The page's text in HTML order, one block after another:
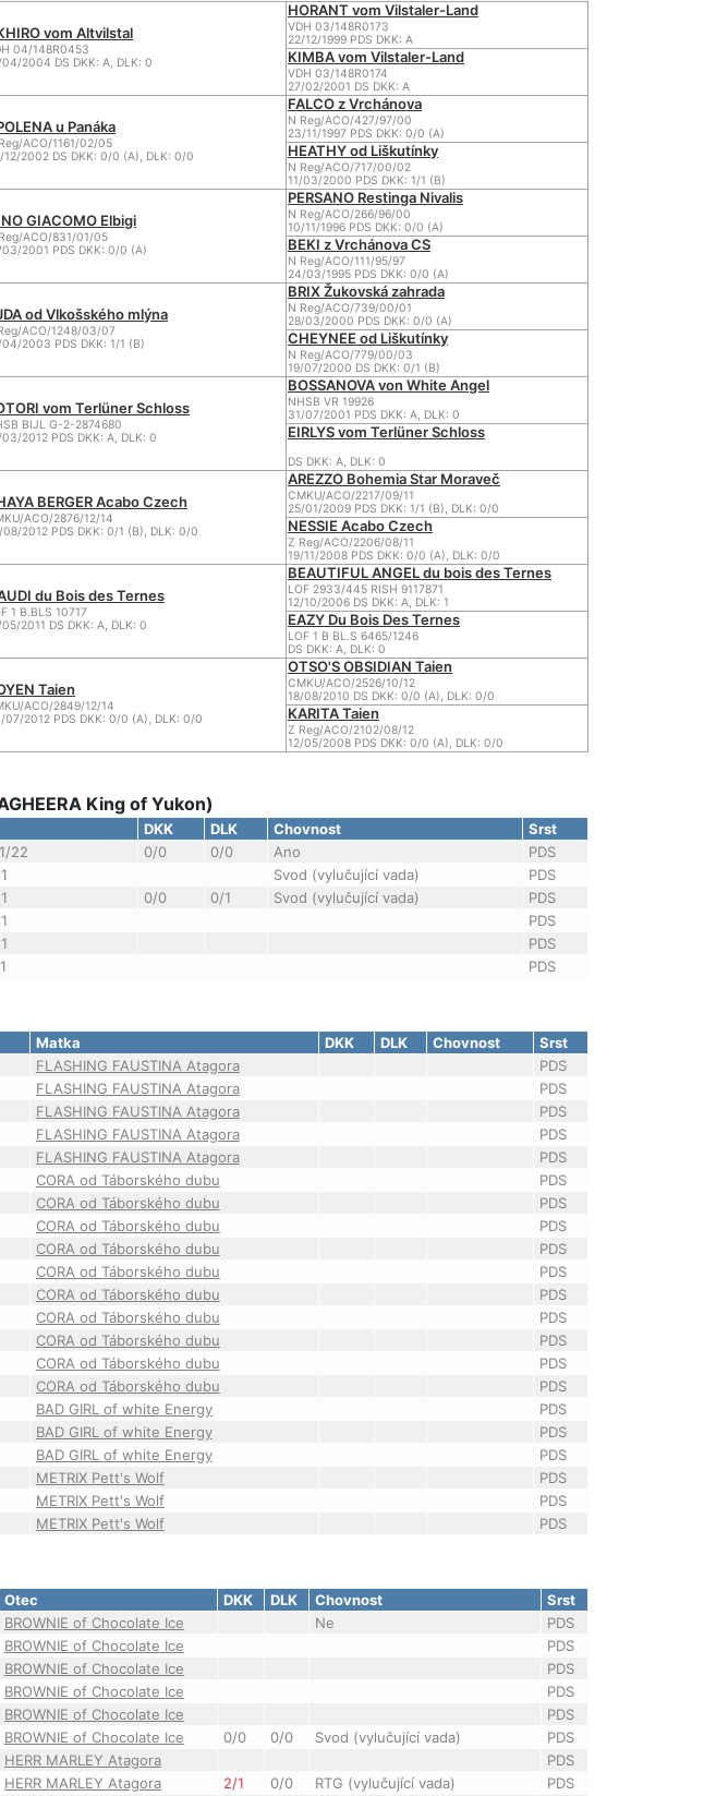
vom Altvilstal
04/148R0453
04/2004 DS DKK: A, DLK: 0
HORANT vom Vilstaler-Land
VDH 03/148R0173
22/12/1999 PDS DKK: A
KIMBA vom Vilstaler-Land
VDH 03/148R0174
27/02/2001 DS DKK: A
u Panáka
ACO/1161/02/05
12/2002 DS DKK: 0/0 (A), DLK: 0/0
FALCO z Vrchánova
N Reg/ACO/427/97/00
23/11/1997 PDS DKK: 0/0 (A)
HEATHY od Liškutínky
N Reg/ACO/717/00/02
11/03/2000 PDS DKK: 1/1 (B)
GIACOMO Elbigi
ACO/831/01/05
03/2001 PDS DKK: 0/0 (A)
PERSANO Restinga Nivalis
N Reg/ACO/266/96/00
10/11/1996 PDS DKK: 0/0 (A)
BEKI z Vrchánova CS
N Reg/ACO/111/95/97
24/03/1995 PDS DKK: 0/0 (A)
od Vlkošského mlýna
ACO/1248/03/07
04/2003 PDS DKK: 1/1 (B)
BRIX Žukovská zahrada
N Reg/ACO/739/00/01
28/03/2000 PDS DKK: 0/0 (A)
CHEYNEE od Liškutínky
N Reg/ACO/779/00/03
19/07/2000 DS DKK: 0/1 (B)
vom Terlüner Schloss
BIJL G-2-2874680
03/2012 PDS DKK: A, DLK: 0
BOSSANOVA von White Angel
NHSB VR 19926
31/07/2001 PDS DKK: A, DLK: 0
EIRLYS vom Terlüner Schloss
DS DKK: A, DLK: 0
BERGER Acabo Czech
ACO/2876/12/14
08/2012 PDS DKK: 0/1 (B), DLK: 0/0
AREZZO Bohemia Star Moraveč
CMKU/ACO/2217/09/11
25/01/2009 PDS DKK: 1/1 (B), DLK: 0/0
NESSIE Acabo Czech
Z Reg/ACO/2206/08/11
19/11/2008 PDS DKK: 0/0 (A), DLK: 0/0
du Bois des Ternes
1 B.BLS 10717
2011 DS DKK: A, DLK: 0
BEAUTIFUL ANGEL du bois des Ternes
LOF 2933/445 RISH 9117871
12/10/2006 DS DKK: A, DLK: 1
EAZY Du Bois Des Ternes
LOF 1 B BL.S 6465/1246
DS DKK: A, DLK: 0
Taien
ACO/2849/12/14
07/2012 PDS DKK: 0/0 (A), DLK: 0/0
OTSO'S OBSIDIAN Taien
CMKU/ACO/2526/10/12
18/08/2010 DS DKK: 0/0 (A), DLK: 0/0
KARITA Taien
Z Reg/ACO/2102/08/12
12/05/2008 PDS DKK: 0/0 (A), DLK: 0/0
King of Yukon)
DKK DLK Chovnost
Srst
22 0/0 0/0 Ano
PDS
Svod (vylučující vada)
PDS
0/0 0/1 Svod (vylučující vada)
PDS
PDS
PDS
PDS
Matka DKK DLK Chovnost
Srst
FLASHING FAUSTINA Atagora
PDS
FLASHING FAUSTINA Atagora
PDS
FLASHING FAUSTINA Atagora
PDS
FLASHING FAUSTINA Atagora
PDS
FLASHING FAUSTINA Atagora
PDS
CORA od Táborského dubu
PDS
CORA od Táborského dubu
PDS
CORA od Táborského dubu
PDS
CORA od Táborského dubu
PDS
CORA od Táborského dubu
PDS
CORA od Táborského dubu
PDS
CORA od Táborského dubu
PDS
CORA od Táborského dubu
PDS
CORA od Táborského dubu
PDS
CORA od Táborského dubu
PDS
BAD GIRL of white Energy
PDS
BAD GIRL of white Energy
PDS
BAD GIRL of white Energy
PDS
METRIX Pett's Wolf
PDS
METRIX Pett's Wolf
PDS
METRIX Pett's Wolf PDS
Otec DKK DLK Chovnost
Srst
BROWNIE of Chocolate Ice Ne
PDS
BROWNIE of Chocolate Ice
PDS
BROWNIE of Chocolate Ice
PDS
BROWNIE of Chocolate Ice
PDS
BROWNIE of Chocolate Ice
PDS
BROWNIE of Chocolate Ice 0/0 0/0 Svod (vylučující vada)
PDS
HERR MARLEY Atagora
PDS
HERR MARLEY Atagora 2/1 0/0 RTG (vylučující vada)
PDS